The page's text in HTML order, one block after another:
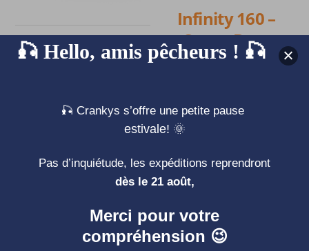
🎣 Hello, amis pêcheurs ! 🎣
estivale! 🌞
dès le 21 août,
Merci pour votre
compréhension 😉
Element – Seven
299,00 € Le
était :
299,00€.
259,00
est :
259,00€.
Infinity 160 –
Seven Bass
PROMO !